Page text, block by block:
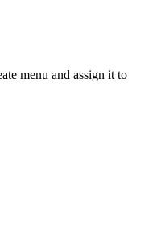
menu and assign it to